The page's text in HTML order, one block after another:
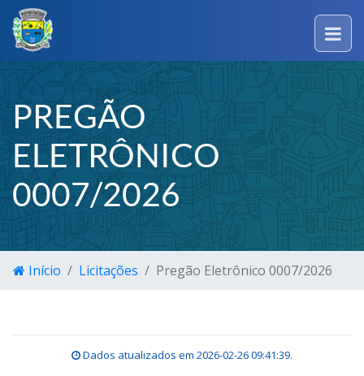
PREGÃO
ELETRÔNICO
0007/2026
Início Licitações Pregão Eletrônico 0007/2026
Dados atualizados em 2026-02-26 09:41:39.